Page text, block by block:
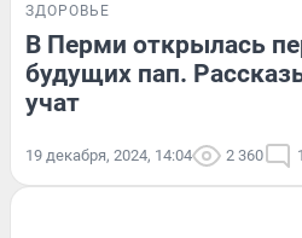
ЗДОРОВЬЕ
В Перми открылась
будущих пап.
учат
19 декабря, 2024, 14:04 2 360